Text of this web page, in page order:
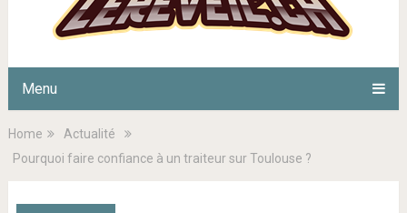
Menu
Home
Actualité
Pourquoi faire confiance à un traiteur sur Toulouse ?